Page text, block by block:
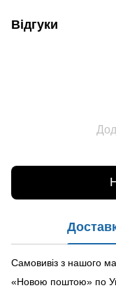
Відгуки
Самовивіз з нашого
«Новою поштою» по